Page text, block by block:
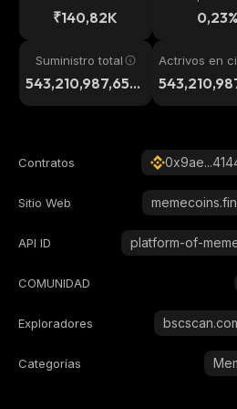
₹140,82K 0,23%
Suministro total
543,210,987,654,
321
Actrivos en
ación
321
Contratos
Sitio Web
API ID
COMUNIDAD
Exploradores
Categorías